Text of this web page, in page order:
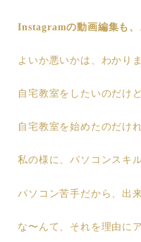
Instagramの動画編集も
よいか悪いかは、わかり
自宅教室をしたいのだけど
自宅教室を始めたのだけれ
私の様に、パソコンスキ
パソコン苦手だから、出
な〜んて、それを理由に